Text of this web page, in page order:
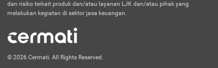
dan risiko terkait produk dan/atau layanan LJK dan/atau pihak yang
melakukan kegiatan di sektor jasa keuangan.
© 2026 Cermati. All Rights Reserved.